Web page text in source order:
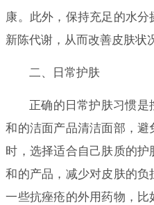
康。此外，保持充足的水
新陈代谢，从而改善皮肤状
二、日常护肤
正确的日常护肤习惯
和的洁面产品清洁面部，
时，选择适合自己肤质的
和的产品，减少对皮肤的
一些抗痤疮的外用药物，